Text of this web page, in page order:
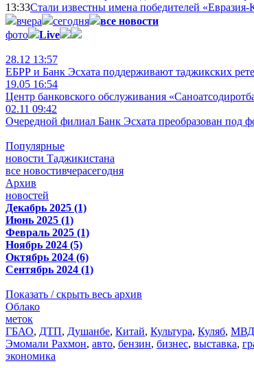
13:33Стали известны имена победителей «Евразия-
вчера
сегодня
все новости
фото
Live
28.12 13:57
ЕБРР и Банк Эсхата поддерживают таджикских
19.05 16:54
Центр банковского обслуживания
02.11 09:42
Очередной филиал Банк Эсхата преобразован под
Популярные
новости Таджикистана
все новостивчерасегодня
Архив
новостей
Декабрь 2025 (1)
Июнь 2025 (1)
Февраль 2025 (1)
Ноябрь 2024 (5)
Октябрь 2024 (6)
Сентябрь 2024 (1)
Показать / скрыть весь архив
Облако
меток
ГБАО, ДТП, Душанбе, Китай, Культура, Куляб, МВД
Эмомали Рахмон, авто, бензин, бизнес, выставка,
экономика